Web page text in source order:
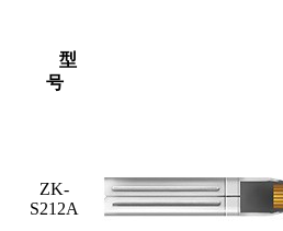
型
号
ZK-
S212A